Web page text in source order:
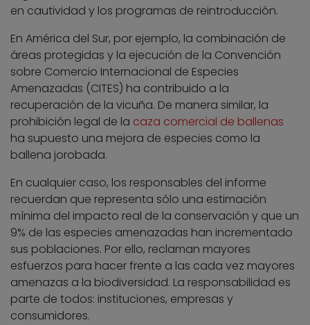
en cautividad y los programas de reintroducción.
En América del Sur, por ejemplo, la combinación de
áreas protegidas y la ejecución de la Convención
sobre Comercio Internacional de Especies
Amenazadas (CITES) ha contribuido a la
recuperación de la vicuña. De manera similar, la
prohibición legal de la caza comercial de ballenas
ha supuesto una mejora de especies como la
ballena jorobada.
En cualquier caso, los responsables del informe
recuerdan que representa sólo una estimación
mínima del impacto real de la conservación y que un
9% de las especies amenazadas han incrementado
sus poblaciones. Por ello, reclaman mayores
esfuerzos para hacer frente a las cada vez mayores
amenazas a la biodiversidad. La responsabilidad es
parte de todos: instituciones, empresas y
consumidores.